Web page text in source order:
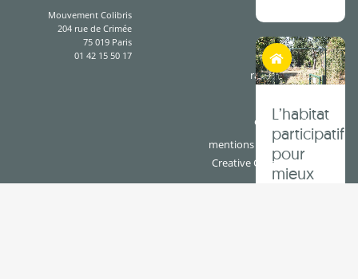
Habiter autrement
L’habitat
participatif
pour
mieux
Mouvement Colibris
204 rue de Crimée
75 019 Paris
01 42 15 50 17
Creative Commons BY-SA
rapport d'activité
espace cotisants
mentions légales & crédits